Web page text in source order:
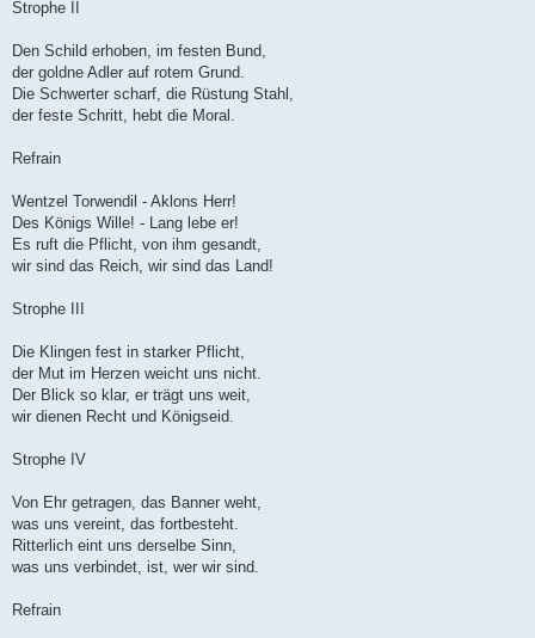
Strophe II
Den Schild erhoben, im festen Bund,
der goldne Adler auf rotem Grund.
Die Schwerter scharf, die Rüstung Stahl,
der feste Schritt, hebt die Moral.
Refrain
Wentzel Torwendil - Aklons Herr!
Des Königs Wille! - Lang lebe er!
Es ruft die Pflicht, von ihm gesandt,
wir sind das Reich, wir sind das Land!
Strophe III
Die Klingen fest in starker Pflicht,
der Mut im Herzen weicht uns nicht.
Der Blick so klar, er trägt uns weit,
wir dienen Recht und Königseid.
Strophe IV
Von Ehr getragen, das Banner weht,
was uns vereint, das fortbesteht.
Ritterlich eint uns derselbe Sinn,
was uns verbindet, ist, wer wir sind.
Refrain